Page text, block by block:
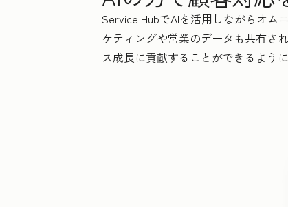
Service HubでAIを活用しながらオ
ケティングや営業のデータも共有さ
ス成長に貢献することができるように